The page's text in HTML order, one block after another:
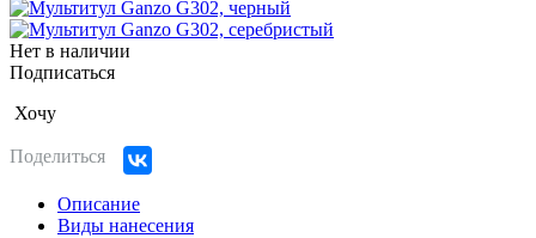
Нет в наличии
Подписаться
Хочу
Поделиться
Описание
Виды нанесения